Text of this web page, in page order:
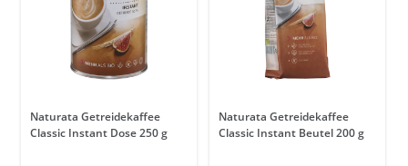
Naturata Getreidekaffee
Classic Instant Dose 250 g
Naturata Getreidekaffee
Classic Instant Beutel 200 g